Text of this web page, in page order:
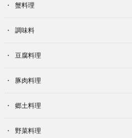
蟹料理
調味料
豆腐料理
豚肉料理
郷土料理
野菜料理